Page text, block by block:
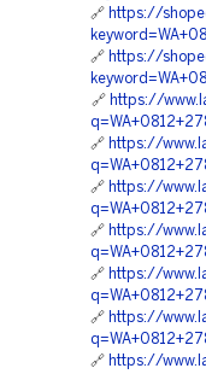
🔗 https://
🔗 https://
🔗 https://
🔗 https://
🔗 https://
🔗 https://
🔗 https://
🔗 https://
🔗 https://